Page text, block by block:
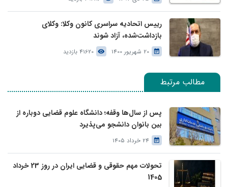
رییس اتحادیه سراسری کانون وکلا: وکلای
بازداشت‌شده، آزاد شوند
20 شهریور 1400 41620 بازدید
مطالب مرتبط
پس از سال‌ها وقفه؛ دانشگاه علوم قضایی دوباره از
بین بانوان دانشجو می‌پذیرد
24 خرداد 1405
تحولات مهم حقوقی و قضایی ایران در روز 23 خرداد
1405